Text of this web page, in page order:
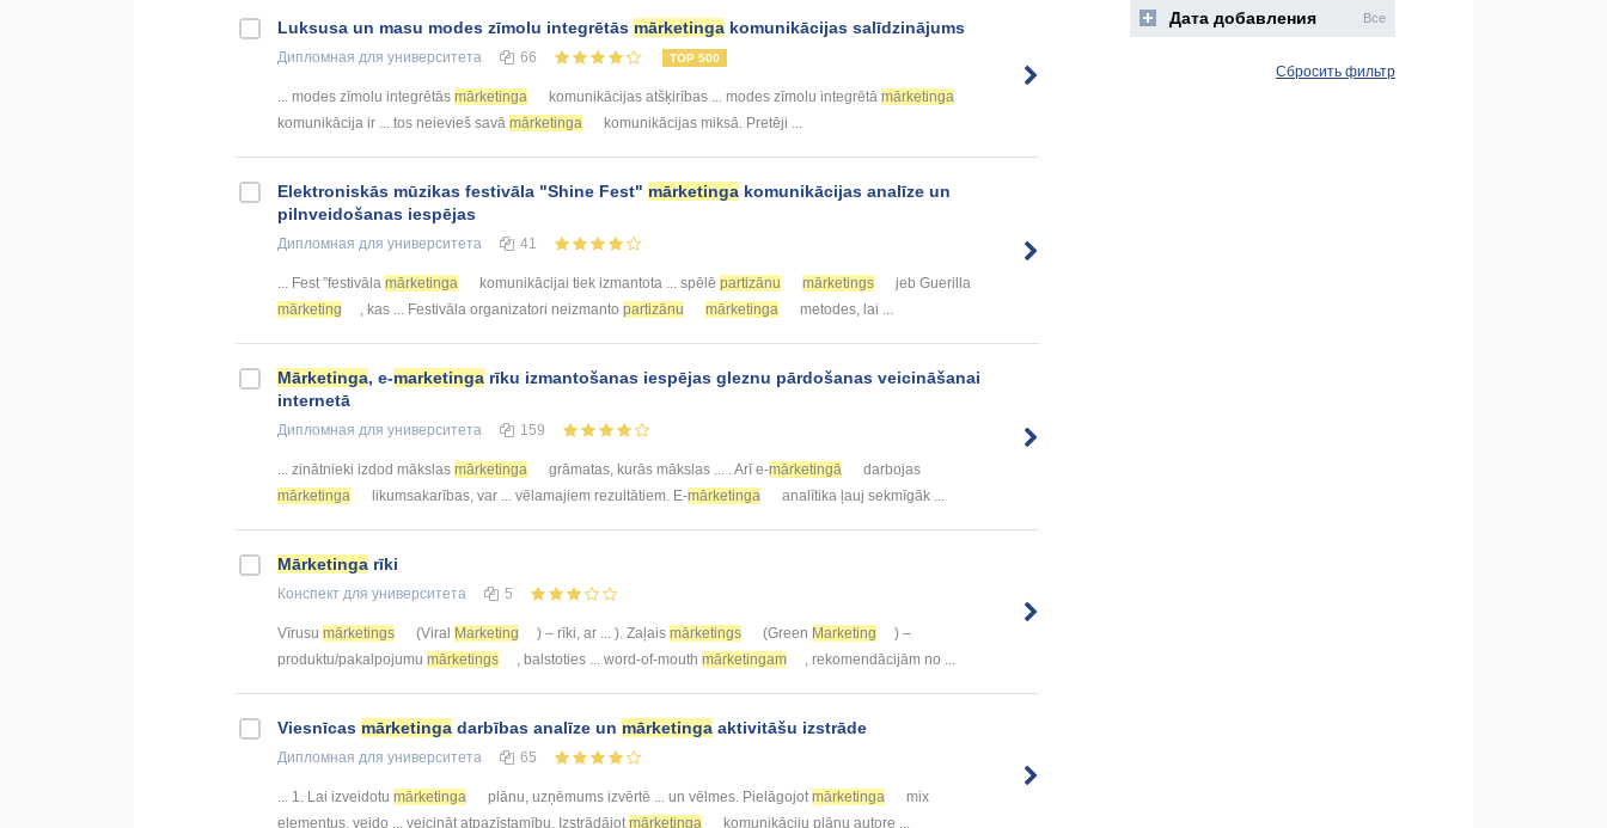
Luksusa un masu modes zīmolu integrētās mārketinga komunikācijas salīdzinājums
Дипломная для университета 66 TOP 500
... modes zīmolu integrētās mārketinga komunikācijas atšķirības ... modes zīmolu integrētā mārketinga
komunikācija ir ... tos neievieš savā mārketinga komunikācijas miksā. Pretēji ...
Elektroniskās mūzikas festivāla "Shine Fest" mārketinga komunikācijas analīze un
pilnveidošanas iespējas
Дипломная для университета 41
... Fest ”festivāla mārketinga komunikācijai tiek izmantota ... spēlē partizānu mārketings
jeb Guerilla
mārketing
, kas ... Festivāla organizatori neizmanto partizānu mārketinga metodes, lai ...
Mārketinga, e-marketinga rīku izmantošanas iespējas gleznu pārdošanas veicināšanai
internetā
Дипломная для университета 159
... zinātnieki izdod mākslas mārketinga grāmatas, kurās mākslas ... . Arī e-mārketingā
darbojas
mārketinga
likumsakarības, var ... vēlamajiem rezultātiem. E-mārketinga analītika ļauj sekmīgāk ...
Mārketinga rīki
Конспект для университета 5
Vīrusu mārketings (Viral Marketing ) – rīki, ar ... ). Zaļais mārketings (Green Marketing
) –
produktu/pakalpojumu mārketings , balstoties ... word-of-mouth mārketingam , rekomendācijām no ...
Viesnīcas mārketinga darbības analīze un mārketinga aktivitāšu izstrāde
Дипломная для университета 65
... 1. Lai izveidotu mārketinga plānu, uzņēmums izvērtē ... un vēlmes. Pielāgojot mārketinga
mix
elementus, veido ... veicināt atpazīstamību. Izstrādājot mārketinga komunikāciju plānu autore ...
Дата добавления Все
Сбросить фильтр